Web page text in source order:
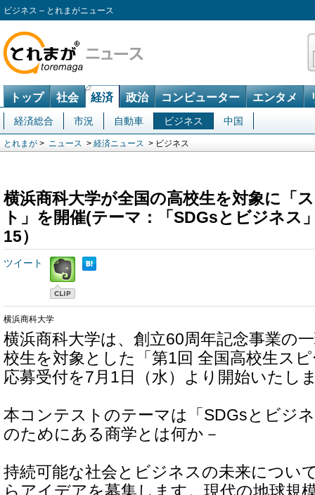
ビジネス – とれまがニュース
トップ 社会 経済 政治 コンピューター エンタメ
経済総合 市況 自動車 ビジネス 中国
とれまが > ニュース > 経済ニュース > ビジネス
横浜商科大学が全国の高校生を対象に「
ト」を開催(テーマ：「SDGsとビジネス
15）
ツイート
横浜商科大学
横浜商科大学は、創立60周年記念事業の
校生を対象とした「第1回 全国高校生ス
応募受付を7月1日（水）より開始いたし
本コンテストのテーマは「SDGsとビジ
のためにある商学とは何か－
持続可能な社会とビジネスの未来につい
らアイデアを募集します。現代の地球規